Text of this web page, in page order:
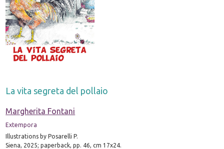
La vita segreta del pollaio
Margherita Fontani
Extempora
Illustrations by Posarelli P.
Siena, 2025; paperback, pp. 46, cm 17x24.